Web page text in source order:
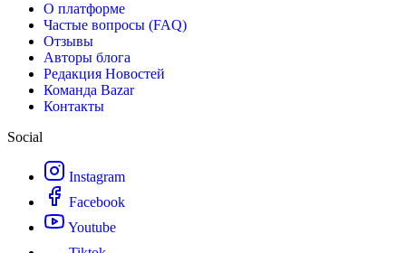
О платформе
Частые вопросы (FAQ)
Отзывы
Авторы блога
Редакция Новостей
Команда Bazar
Контакты
Social
Instagram
Facebook
Youtube